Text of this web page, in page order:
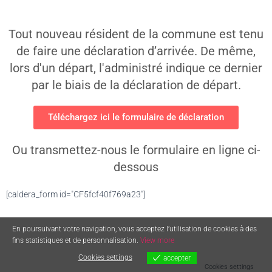
Tout nouveau résident de la commune est tenu
de faire une déclaration d’arrivée. De même,
lors d'un départ, l'administré indique ce dernier
par le biais de la déclaration de départ.
Téléchargez ici le formulaire de déclaration
Ou transmettez-nous le formulaire en ligne ci-
dessous
[caldera_form id="CF5fcf40f769a23"]
En poursuivant votre navigation, vous acceptez l’utilisation de cookies à des
fins statistiques et de personnalisation. View more
Cookies settings
accepter
Cookies settings